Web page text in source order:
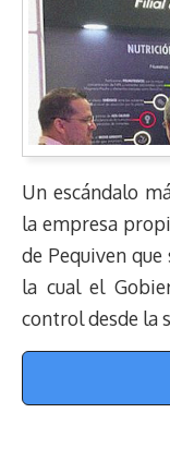
Un escándalo
la empresa
de Pequiven
la cual el
control desde la